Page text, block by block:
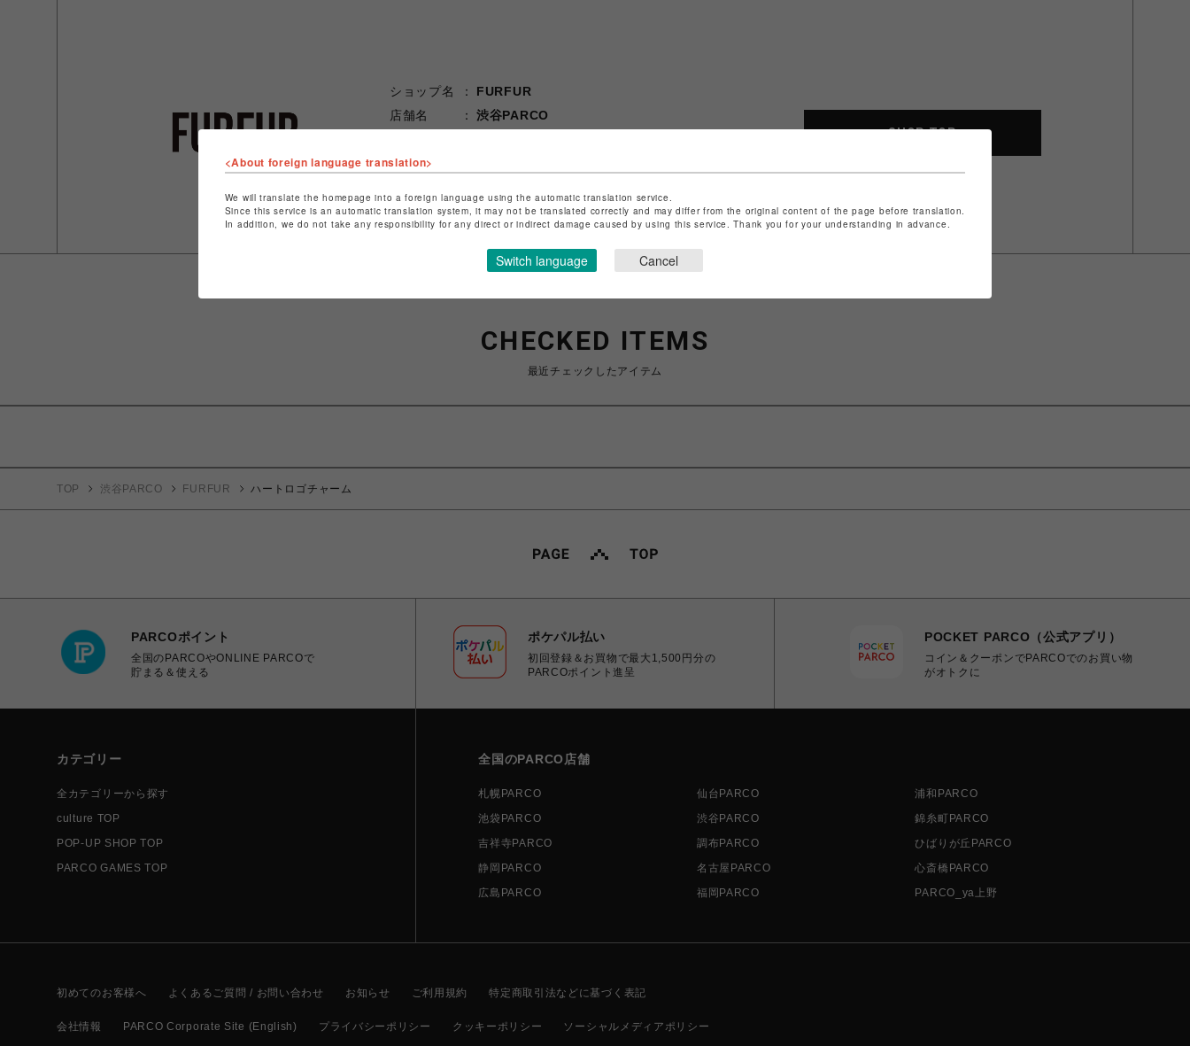
ショップ名
FURFUR
店舗名
渋谷PARCO
ショップお問い合わせはこちら
SHOP TOP
CHECKED ITEMS
最近チェックしたアイテム
TOP 渋谷PARCO FURFUR ハートロゴチャーム
PARCOポイント
全国のPARCOやONLINE PARCOで
貯まる＆使える
ポケパル払い
初回登録＆お買物で最大1,500円分の
PARCOポイント進呈
POCKET PARCO（公式アプリ）
コイン＆クーポンでPARCOでのお買い物
がオトクに
カテゴリー
全カテゴリーから探す
culture TOP
POP-UP SHOP TOP
PARCO GAMES TOP
全国のPARCO店舗
札幌PARCO 仙台PARCO
浦和PARCO
池袋PARCO
渋谷PARCO
錦糸町PARCO
吉祥寺PARCO
調布PARCO
ひばりが丘PARCO
静岡PARCO
名古屋PARCO
心斎橋PARCO
広島PARCO
福岡PARCO PARCO_ya上野
初めてのお客様へ よくあるご質問 / お問い合わせ お知らせ ご利用規約 特定商取引法などに基づく表記
会社情報 PARCO Corporate Site (English) プライバシーポリシー クッキーポリシー ソーシャルメディアポリシー
<About foreign language translation>
We will translate the homepage into a foreign language using the automatic translation service.
Since this service is an automatic translation system, it may not be translated correctly and may differ from the original content of the page before translation.
In addition, we do not take any responsibility for any direct or indirect damage caused by using this service. Thank you for your understanding in advance.
Switch language Cancel